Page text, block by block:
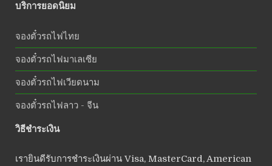
บริการยอดนิยม
จองตั๋วรถไฟไทย
จองตั๋วรถไฟมาเลเซีย
จองตั๋วรถไฟเวียดนาม
จองตั๋วรถไฟลาว - จีน
วิธีชำระเงิน
เรายินดีรับการชำระเงินผ่าน Visa, MasterCard, American